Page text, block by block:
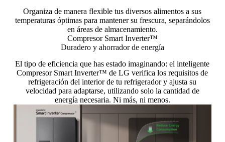
Organiza de manera flexible tus diversos alimentos a sus
temperaturas óptimas para mantener su frescura, separándolos
en áreas de almacenamiento.
Compresor Smart Inverter™
Duradero y ahorrador de energía
El tipo de eficiencia que has estado imaginando: el inteligente
Compresor Smart Inverter™ de LG verifica los requisitos de
refrigeración del interior de tu refrigerador y ajusta su
velocidad para adaptarse, utilizando solo la cantidad de
energía necesaria. Ni más, ni menos.